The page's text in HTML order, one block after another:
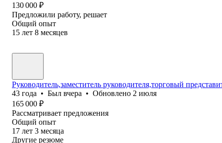
130 000 ₽
Предложили работу, решает
Общий опыт
15 лет 8 месяцев
Руководитель,заместитель руководителя,торговый
43 года • Был вчера • Обновлено 2 июля
165 000 ₽
Рассматривает предложения
Общий опыт
17 лет 3 месяца
Другие резюме